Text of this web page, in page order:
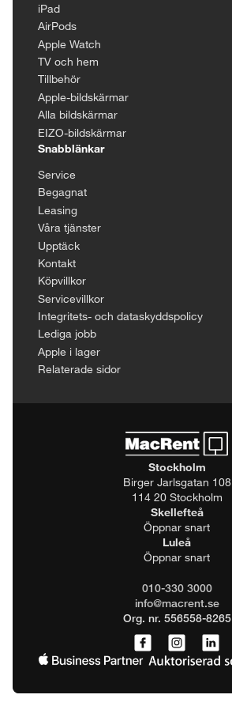
iPad
AirPods
Apple Watch
TV och hem
Tillbehör
Apple-bildskärmar
Alla bildskärmar
EIZO-bildskärmar
Snabblänkar
Service
Begagnat
Leasing
Våra tjänster
Upptäck
Kontakt
Köpvillkor
Servicevillkor
Integritets- och dataskyddspolicy
Lediga jobb
Apple i lager
Relaterade sidor
Stockholm
Birger Jarlsgatan 108
114 20 Stockholm
Skellefteå
Öppnar snart
Luleå
Öppnar snart
010-330 3000
info@macrent.se
Org. nr. 556558-8265